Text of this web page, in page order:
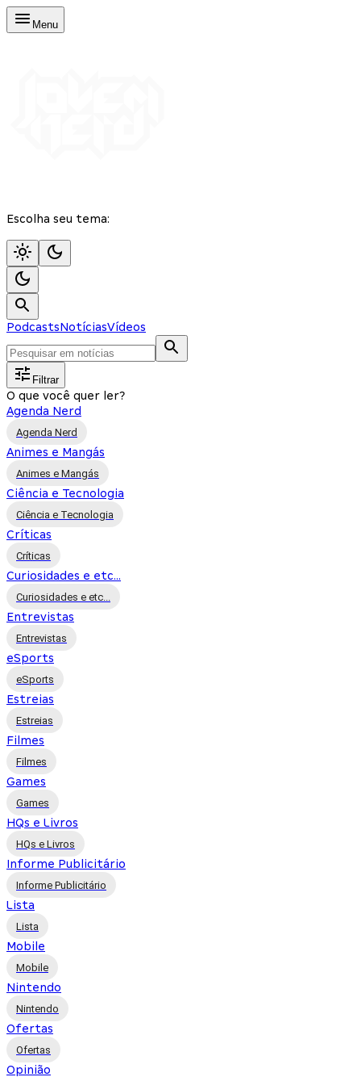
Menu
Escolha seu tema:
PodcastsNotíciasVídeos
Filtrar
O que você quer ler?
Agenda Nerd
Agenda Nerd
Animes e Mangás
Animes e Mangás
Ciência e Tecnologia
Ciência e Tecnologia
Críticas
Críticas
Curiosidades e etc...
Curiosidades e etc...
Entrevistas
Entrevistas
eSports
eSports
Estreias
Estreias
Filmes
Filmes
Games
Games
HQs e Livros
HQs e Livros
Informe Publicitário
Informe Publicitário
Lista
Lista
Mobile
Mobile
Nintendo
Nintendo
Ofertas
Ofertas
Opinião